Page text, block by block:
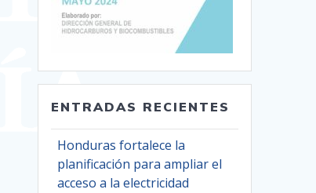
ENTRADAS RECIENTES
Honduras fortalece la
planificación para ampliar el
acceso a la electricidad